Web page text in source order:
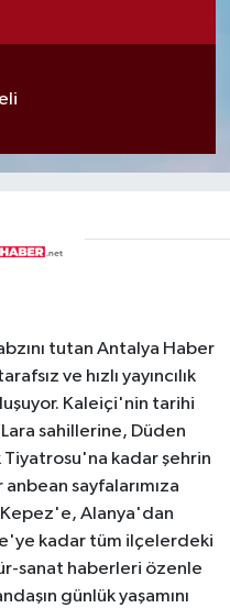
tutan Antalya Haber
ve hızlı yayıncılık
Kaleiçi'nin tarihi
sahillerine, Düden
kadar şehrin
sayfalarımıza
Kepez'e, Alanya'dan
kadar tüm ilçelerdeki
sanat haberleri özenle
günlük yaşamını